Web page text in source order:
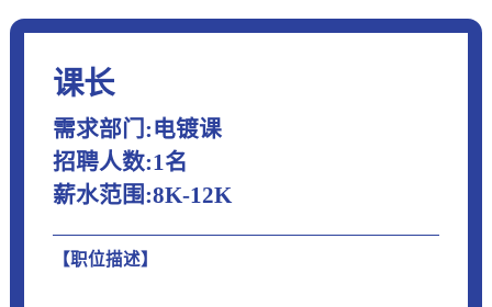
课长
需求部门:电镀课
招聘人数:1名
薪水范围:8K-12K
【职位描述】